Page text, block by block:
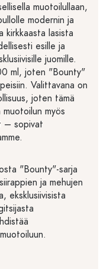
muotoilullaan,
modernin ja
kirkkaasta lasista
esille ja
juomille.
ml, joten "Bounty"
Valittavana on
joten tämä
myös
– sopivat
"Bounty"-sarja
ja mehujen
eksklusiivisista